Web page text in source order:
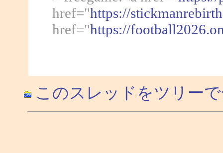
href="https://
href="https://
このスレッドをツリー